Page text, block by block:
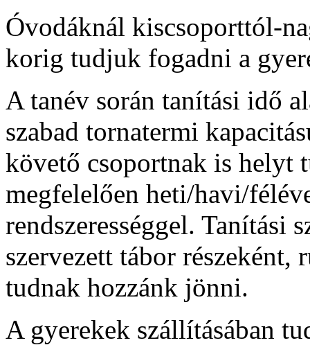
Óvodáknál kiscsoporttól-
korig tudjuk fogadni a
A tanév során tanítási idő
szabad tornatermi
követő csoportnak is helyt
megfelelően heti/havi/
rendszerességgel. Tanítási
szervezett tábor részeként,
tudnak hozzánk jönni.
A gyerekek szállításában